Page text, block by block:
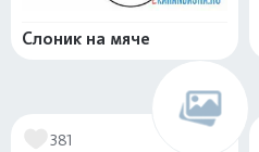
Слоник на мяче
381